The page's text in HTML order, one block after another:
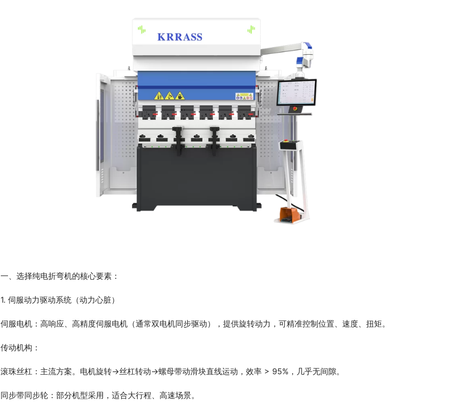
一、选择纯电折弯机的核心要素：
1. 伺服动力驱动系统（动力心脏）
伺服电机：高响应、高精度伺服电机（通常双电机同步驱动），提供旋转动力，可精准控制位置、速度、扭矩。
传动机构：
滚珠丝杠：主流方案。电机旋转→丝杠转动→螺母带动滑块直线运动，效率 > 95%，几乎无间隙。
同步带同步轮：部分机型采用，适合大行程、高速场景。